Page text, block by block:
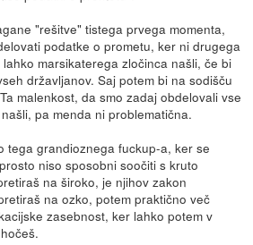
"rešitve" tistega prvega momenta,
podatke o prometu, ker ni drugega
marsikaterega zločinca našli, če bi
državljanov. Saj potem bi na sodišču
malenkost, da smo zadaj obdelovali vse
pa menda ni problematična.
tega grandioznega fuckup-a, ker se
niso sposobni soočiti s kruto
na široko, je njihov zakon
na ozko, potem praktično več
zasebnost, ker lahko potem v